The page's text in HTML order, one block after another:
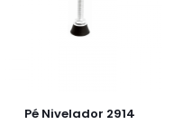
Pé Nivelador 2914